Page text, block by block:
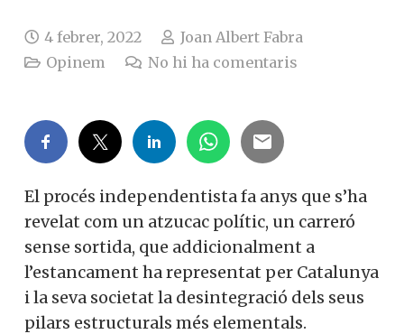
4 febrer, 2022
Joan Albert Fabra
Opinem
No hi ha comentaris
El procés independentista fa anys que s’ha
revelat com un atzucac polític, un carreró
sense sortida, que addicionalment a
l’estancament ha representat per Catalunya
i la seva societat la desintegració dels seus
pilars estructurals més elementals.